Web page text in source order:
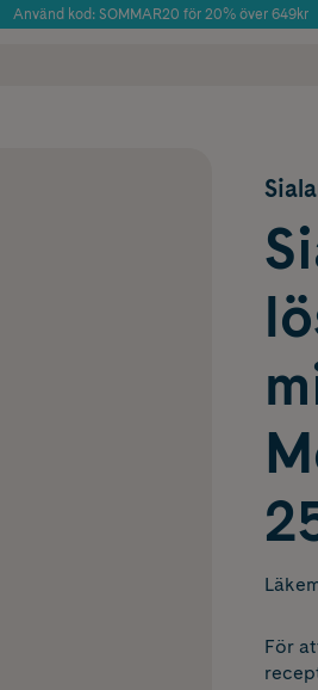
Använd kod: SOMMAR20 för 20% över 649kr
För